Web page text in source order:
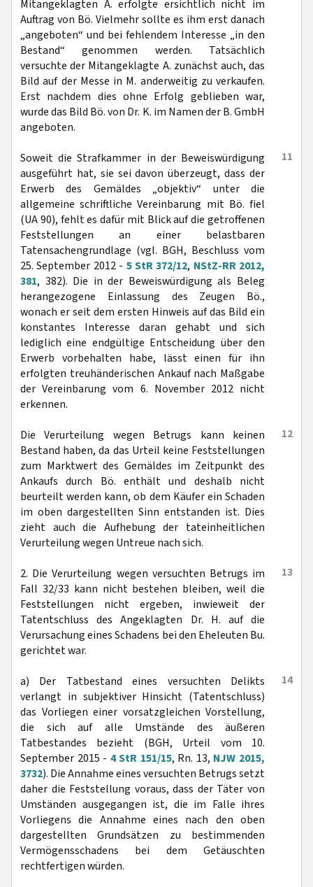
Mitangeklagten A. erfolgte ersichtlich nicht im
Auftrag von Bö. Vielmehr sollte es ihm erst danach
„angeboten“ und bei fehlendem Interesse „in den
Bestand“ genommen werden. Tatsächlich
versuchte der Mitangeklagte A. zunächst auch, das
Bild auf der Messe in M. anderweitig zu verkaufen.
Erst nachdem dies ohne Erfolg geblieben war,
wurde das Bild Bö. von Dr. K. im Namen der B. GmbH
angeboten.
11
Soweit die Strafkammer in der Beweiswürdigung
ausgeführt hat, sie sei davon überzeugt, dass der
Erwerb des Gemäldes „objektiv“ unter die
allgemeine schriftliche Vereinbarung mit Bö. fiel
(UA 90), fehlt es dafür mit Blick auf die getroffenen
Feststellungen an einer belastbaren
Tatensachengrundlage (vgl. BGH, Beschluss vom
25. September 2012 - 5 StR 372/12, NStZ-RR 2012,
381, 382). Die in der Beweiswürdigung als Beleg
herangezogene Einlassung des Zeugen Bö.,
wonach er seit dem ersten Hinweis auf das Bild ein
konstantes Interesse daran gehabt und sich
lediglich eine endgültige Entscheidung über den
Erwerb vorbehalten habe, lässt einen für ihn
erfolgten treuhänderischen Ankauf nach Maßgabe
der Vereinbarung vom 6. November 2012 nicht
erkennen.
12
Die Verurteilung wegen Betrugs kann keinen
Bestand haben, da das Urteil keine Feststellungen
zum Marktwert des Gemäldes im Zeitpunkt des
Ankaufs durch Bö. enthält und deshalb nicht
beurteilt werden kann, ob dem Käufer ein Schaden
im oben dargestellten Sinn entstanden ist. Dies
zieht auch die Aufhebung der tateinheitlichen
Verurteilung wegen Untreue nach sich.
13
2. Die Verurteilung wegen versuchten Betrugs im
Fall 32/33 kann nicht bestehen bleiben, weil die
Feststellungen nicht ergeben, inwieweit der
Tatentschluss des Angeklagten Dr. H. auf die
Verursachung eines Schadens bei den Eheleuten Bu.
gerichtet war.
14
a) Der Tatbestand eines versuchten Delikts
verlangt in subjektiver Hinsicht (Tatentschluss)
das Vorliegen einer vorsatzgleichen Vorstellung,
die sich auf alle Umstände des äußeren
Tatbestandes bezieht (BGH, Urteil vom 10.
September 2015 - 4 StR 151/15, Rn. 13, NJW 2015,
3732). Die Annahme eines versuchten Betrugs setzt
daher die Feststellung voraus, dass der Täter von
Umständen ausgegangen ist, die im Falle ihres
Vorliegens die Annahme eines nach den oben
dargestellten Grundsätzen zu bestimmenden
Vermögensschadens bei dem Getäuschten
rechtfertigen würden.